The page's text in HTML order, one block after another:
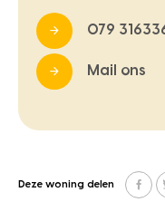
079
Mail ons
Deze woning delen